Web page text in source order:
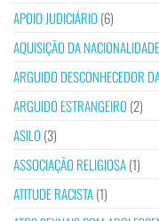
APOIO JUDICIÁRIO (6)
AQUISIÇÃO DA
ARGUIDO DESCONHECEDOR
ARGUIDO ESTRANGEIRO (2)
ASILO (3)
ASSOCIAÇÃO RELIGIOSA(1)
ATITUDE RACISTA(1)